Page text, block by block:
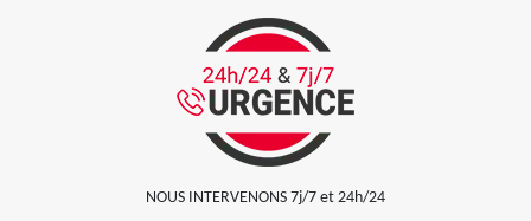
NOUS INTERVENONS 7j/7 et 24h/24